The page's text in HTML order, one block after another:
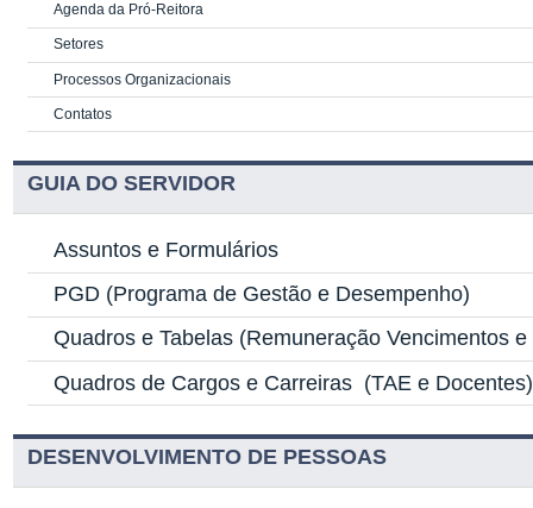
Agenda da Pró-Reitora
Setores
Processos Organizacionais
Contatos
GUIA DO SERVIDOR
Assuntos e Formulários
PGD (Programa de Gestão e Desempenho)
Quadros e Tabelas (Remuneração Vencimentos
Quadros de Cargos e Carreiras (TAE e Docentes)
DESENVOLVIMENTO DE PESSOAS